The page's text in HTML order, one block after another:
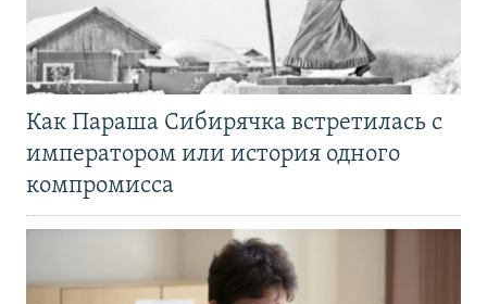
Как Параша Сибирячка встретилась с
императором или история одного
компромисса